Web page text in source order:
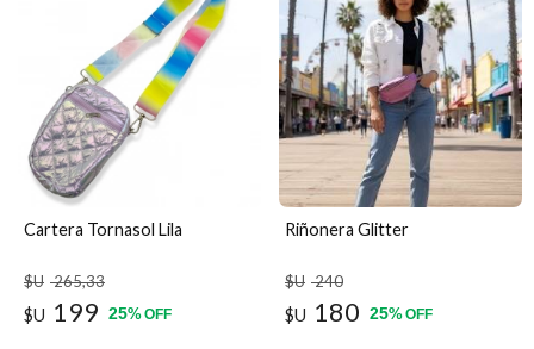
Cartera Tornasol Lila
$U 265,33
$U 199 25%OFF
Riñonera Glitter
$U 240
$U 180 25%OFF